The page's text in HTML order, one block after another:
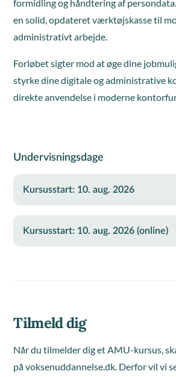
formidling og håndtering af
en solid, opdateret værktøjskasse til
administrativt arbejde.
Forløbet sigter mod at øge dine
styrke dine digitale og administrative
direkte anvendelse i moderne
Undervisningsdage
Kursusstart: 10. aug. 2026
Kursusstart: 10. aug. 2026 (online)
Tilmeld dig
Når du tilmelder dig et AMU-kursus,
på voksenuddannelse.dk. Derfor vil vi